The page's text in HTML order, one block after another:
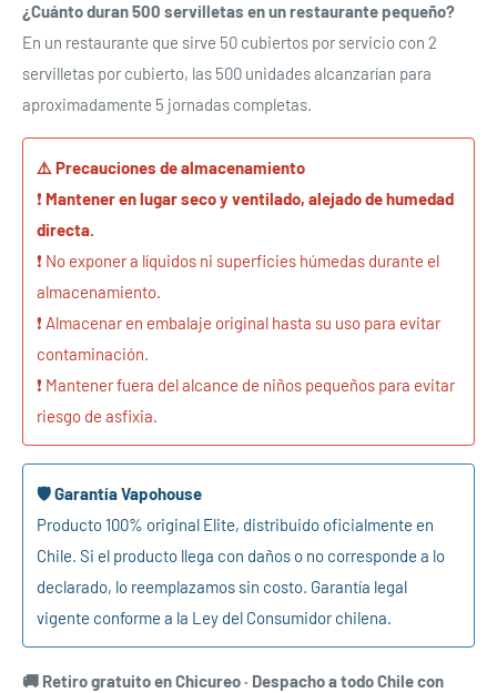
¿Cuánto duran 500 servilletas en un restaurante pequeño?
En un restaurante que sirve 50 cubiertos por servicio con 2
servilletas por cubierto, las 500 unidades alcanzarían para
aproximadamente 5 jornadas completas.
⚠️ Precauciones de almacenamiento
❗ Mantener en lugar seco y ventilado, alejado de humedad
directa.
❗ No exponer a líquidos ni superficies húmedas durante el
almacenamiento.
❗ Almacenar en embalaje original hasta su uso para evitar
contaminación.
❗ Mantener fuera del alcance de niños pequeños para evitar
riesgo de asfixia.
🛡️ Garantía Vapohouse
Producto 100% original Elite, distribuido oficialmente en
Chile. Si el producto llega con daños o no corresponde a lo
declarado, lo reemplazamos sin costo. Garantía legal
vigente conforme a la Ley del Consumidor chilena.
🚚 Retiro gratuito en Chicureo · Despacho a todo Chile con